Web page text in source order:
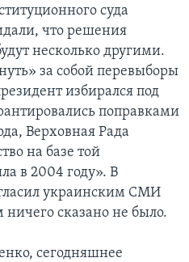
суда
что решения
несколько другими.
за собой перевыборы
избирался под
поправками
Верховная Рада
на базе той
в 2004 году». В
украинским СМИ
ничего сказано не было.
сегодняшнее